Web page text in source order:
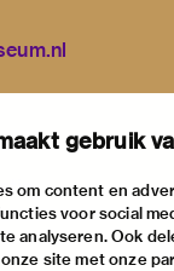
gebruik
om content en
voor social
analyseren. Ook
site met onze